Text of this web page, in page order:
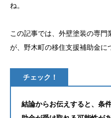
ね。
この記事では、外壁塗装の専門
が、野木町の移住支援補助金に
チェック！
結論からお伝えすると、条